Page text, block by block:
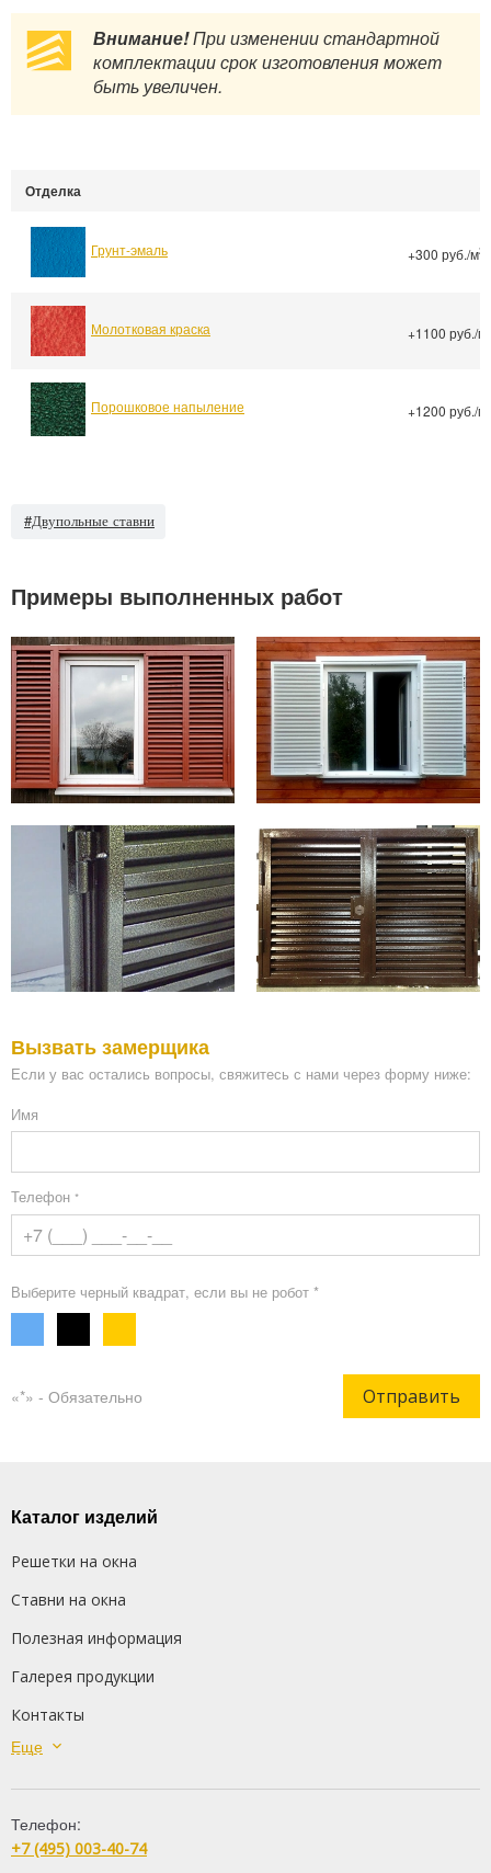
Вызвать замерщика
Если у вас остались вопросы, свяжитесь с нами через форму ниже:
Имя
Телефон *
Выберите черный квадрат, если вы не робот *
«*» - Обязательно Отправить
Внимание!При изменении стандартной
комплектации срок изготовления может
быть увеличен.
Отделка
Грунт-эмаль +300 руб./м2
Молотковая краска +1100 руб./м
Порошковое напыление +1200 руб./м
#Двупольные ставни
Примеры выполненных работ
Каталог изделий
Решетки на окна
Ставни на окна
Полезная информация
Галерея продукции
Контакты
Сварные решетки
Кованые решетки
Распашные решетки
Еще
Телефон:
+7 (495) 003-40-74